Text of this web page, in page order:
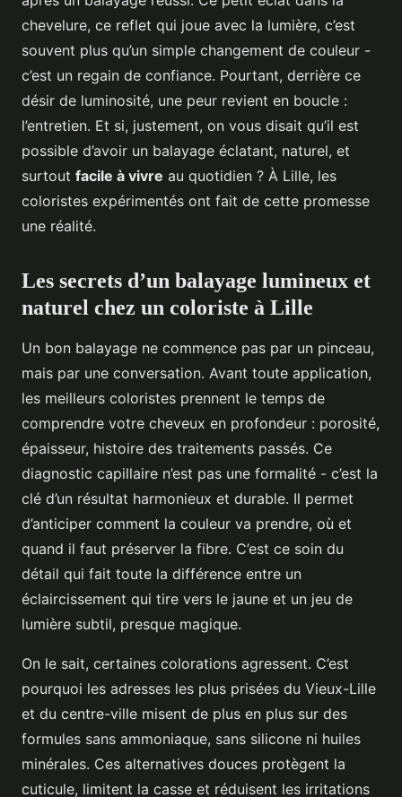
chevelure, ce reflet qui joue avec la lumière, c’est
souvent plus qu’un simple changement de couleur -
c’est un regain de confiance. Pourtant, derrière ce
désir de luminosité, une peur revient en boucle :
l’entretien. Et si, justement, on vous disait qu’il est
possible d’avoir un balayage éclatant, naturel, et
surtout facile à vivre au quotidien ? À Lille, les
coloristes expérimentés ont fait de cette promesse
une réalité.
Les secrets d’un balayage lumineux et
naturel chez un coloriste à Lille
Un bon balayage ne commence pas par un pinceau,
mais par une conversation. Avant toute application,
les meilleurs coloristes prennent le temps de
comprendre votre cheveux en profondeur : porosité,
épaisseur, histoire des traitements passés. Ce
diagnostic capillaire n’est pas une formalité - c’est la
clé d’un résultat harmonieux et durable. Il permet
d’anticiper comment la couleur va prendre, où et
quand il faut préserver la fibre. C’est ce soin du
détail qui fait toute la différence entre un
éclaircissement qui tire vers le jaune et un jeu de
lumière subtil, presque magique.
On le sait, certaines colorations agressent. C’est
pourquoi les adresses les plus prisées du Vieux-Lille
et du centre-ville misent de plus en plus sur des
formules sans ammoniaque, sans silicone ni huiles
minérales. Ces alternatives douces protègent la
cuticule, limitent la casse et réduisent les irritations